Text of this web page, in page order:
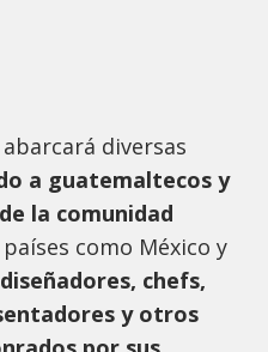
diversas
a guatemaltecos y
la comunidad
como México y
chefs,
y otros